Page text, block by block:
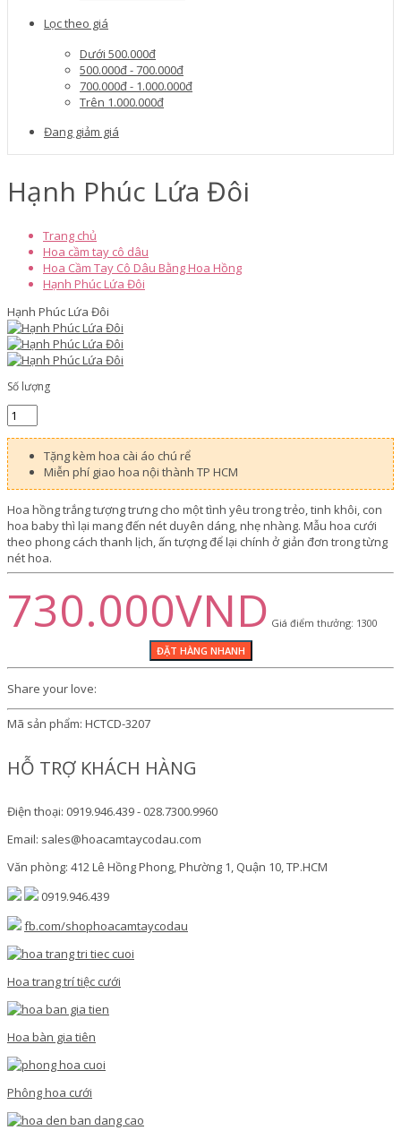
Lọc theo giá
Dưới 500.000đ
500.000đ - 700.000đ
700.000đ - 1.000.000đ
Trên 1.000.000đ
Đang giảm giá
Hạnh Phúc Lứa Đôi
Trang chủ
Hoa cầm tay cô dâu
Hoa Cầm Tay Cô Dâu Bằng Hoa Hồng
Hạnh Phúc Lứa Đôi
Hạnh Phúc Lứa Đôi
Số lượng
Tặng kèm hoa cài áo chú rể
Miễn phí giao hoa nội thành TP HCM
Hoa hồng trắng tượng trưng cho một tình yêu trong trẻo, tinh khôi, con
hoa baby thì lại mang đến nét duyên dáng, nhẹ nhàng. Mẫu hoa cưới
theo phong cách thanh lịch, ấn tượng để lại chính ở giản đơn trong từng
nét hoa.
730.000VND Giá điểm thưởng: 1300
Share your love:
Mã sản phẩm: HCTCD-3207
HỖ TRỢ KHÁCH HÀNG
Điện thoại: 0919.946.439 - 028.7300.9960
Email: sales@hoacamtaycodau.com
Văn phòng: 412 Lê Hồng Phong, Phường 1, Quận 10, TP.HCM
0919.946.439
fb.com/shophoacamtaycodau
Hoa trang trí tiệc cưới
Hoa bàn gia tiên
Phông hoa cưới